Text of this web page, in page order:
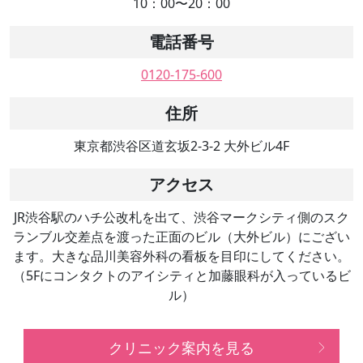
電話番号
0120-175-600
住所
東京都渋谷区道玄坂2-3-2 大外ビル4F
アクセス
JR渋谷駅のハチ公改札を出て、渋谷マークシティ側のスク
ランブル交差点を渡った正面のビル（大外ビル）にござい
ます。大きな品川美容外科の看板を目印にしてください。
（5Fにコンタクトのアイシティと加藤眼科が入っているビ
ル）
クリニック案内を見る